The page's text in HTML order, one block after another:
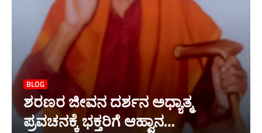
BLOG
ಶರಣರ ಜೀವನ ದರ್ಶನ ಅಧ್ಯಾತ್ಮ
ಪ್ರವಚನಕ್ಕೆ ಭಕ್ತರಿಗೆ ಆಹ್ವಾನ…